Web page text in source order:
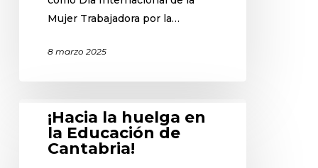
Mujer Trabajadora por la…
8 marzo 2025
¡Hacia la huelga en
la Educación de
Cantabria!